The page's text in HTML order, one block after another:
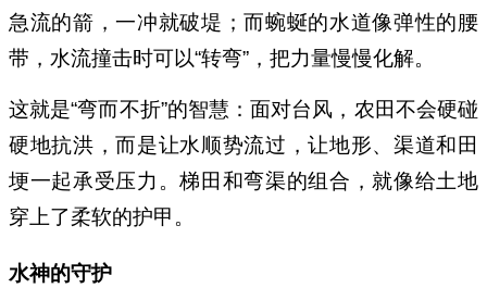
急流的箭，一冲就破堤；而蜿蜒的水道像弹性的腰
带，水流撞击时可以“转弯”，把力量慢慢化解。
这就是“弯而不折”的智慧：面对台风，农田不会硬碰
硬地抗洪，而是让水顺势流过，让地形、渠道和田
埂一起承受压力。梯田和弯渠的组合，就像给土地
穿上了柔软的护甲。
水神的守护